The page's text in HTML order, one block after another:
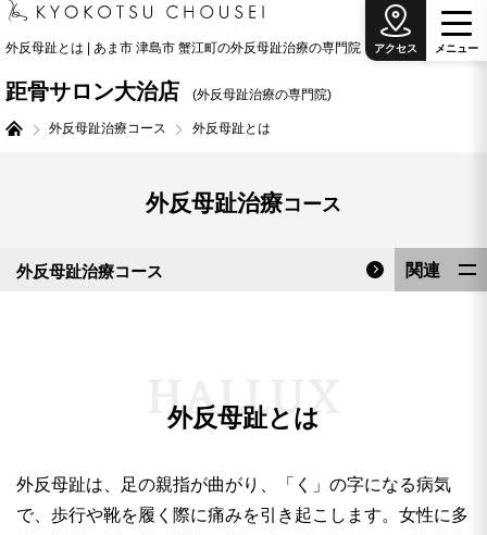
外反母趾とは | あま市 津島市 蟹江町の外反母趾治療の専門院
距骨サロン大治店 (外反母趾治療の専門院)
外反母趾治療コース 外反母趾とは
メニ ュ ー
アクセス
外反母趾治療コース
外反母趾治療コース 関連
外反母趾とは
HALLUX
外反母趾は、足の親指が曲がり、「く」の字になる病気
で、歩行や靴を履く際に痛みを引き起こします。女性に多